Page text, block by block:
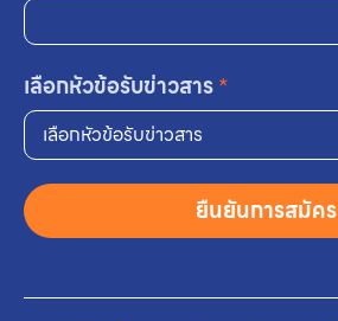
เลือกหัวข้อรับข่าวสาร*
เลือกหัวข้อรับข่าวสาร
ยืนยันการสมัคร